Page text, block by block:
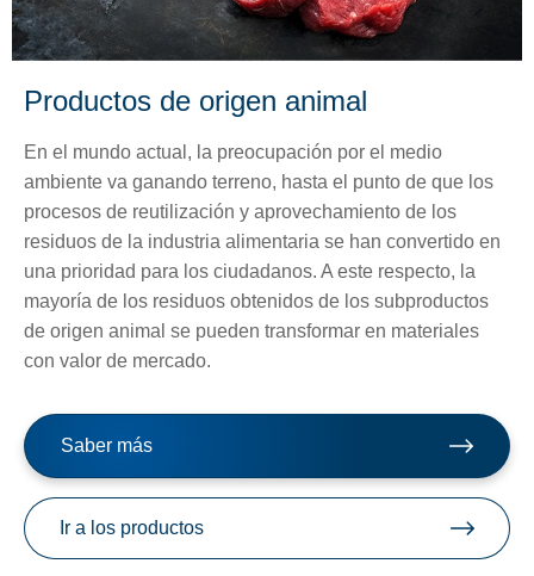
Productos de origen animal
En el mundo actual, la preocupación por el medio
ambiente va ganando terreno, hasta el punto de que los
procesos de reutilización y aprovechamiento de los
residuos de la industria alimentaria se han convertido en
una prioridad para los ciudadanos. A este respecto, la
mayoría de los residuos obtenidos de los subproductos
de origen animal se pueden transformar en materiales
con valor de mercado.
Saber más
Ir a los productos